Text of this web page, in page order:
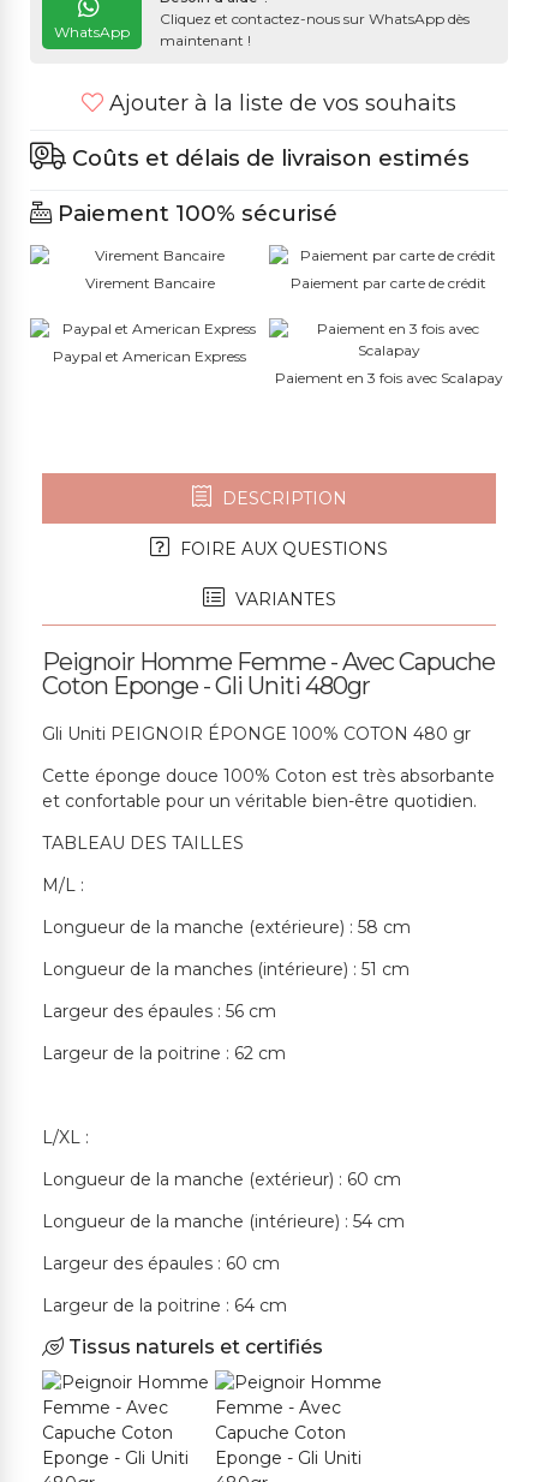
WhatsApp
Cliquez et contactez-nous sur WhatsApp dès
maintenant !
Ajouter à la liste de vos souhaits
Coûts et délais de livraison estimés
Paiement 100% sécurisé
Virement Bancaire Paiement par carte de crédit
Paypal et American Express
Paiement en 3 fois avec Scalapay
DESCRIPTION
FOIRE AUX QUESTIONS
VARIANTES
Peignoir Homme Femme - Avec Capuche
Coton Eponge - Gli Uniti 480gr
Gli Uniti PEIGNOIR ÉPONGE 100% COTON 480 gr
Cette éponge douce 100% Coton est très absorbante
et confortable pour un véritable bien-être quotidien.
TABLEAU DES TAILLES
M/L :
Longueur de la manche (extérieure) : 58 cm
Longueur de la manches (intérieure) : 51 cm
Largeur des épaules : 56 cm
Largeur de la poitrine : 62 cm
L/XL :
Longueur de la manche (extérieur) : 60 cm
Longueur de la manche (intérieure) : 54 cm
Largeur des épaules : 60 cm
Largeur de la poitrine : 64 cm
Tissus naturels et certifiés